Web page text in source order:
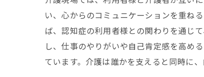
い、心からのコミュニケーションを重ね
ば、認知症の利用者様との関わりを通じ
し、仕事のやりがいや自己肯定感を高め
ています。介護は誰かを支えると同時に